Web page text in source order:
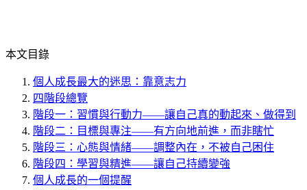
本文目錄
個人成長最大的迷思：靠意志力
四階段總覽
階段一：習慣與行動力——讓自己真的動起來、做得到
階段二：目標與專注——有方向地前進，而非瞎忙
階段三：心態與情緒——調整內在，不被自己困住
階段四：學習與精進——讓自己持續變強
個人成長的一個提醒